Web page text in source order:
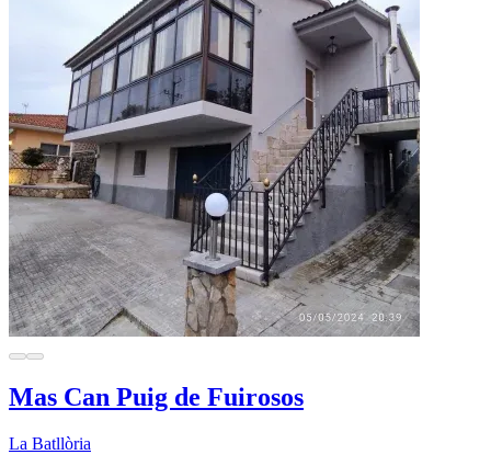
Mas Can Puig de Fuirosos
La Batllòria